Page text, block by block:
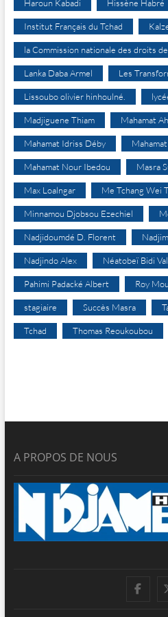
Haroun Kabadi Hissène Habré
Institut Français du Tchad
la Commission nationale des droits de
Lanka Daba Armel Les
Lissoubo olivier hinhoulné.
Madjiguene Thiam Mahamat
Mahamat Idriss Déby
Mahamat Nour Ibedou Masra
Max Loalngar Me Tchang Wei
Minnamou Djobsou Ezechiel
Nadjidoumdé D. Florent
Nadjindo Alex Néatobeï Bidi
Pahimi Padacké Albert Roy
stagiaire Succès Masra
Tchad Thomas Reoukoubou
A PROPOS DE NOUS